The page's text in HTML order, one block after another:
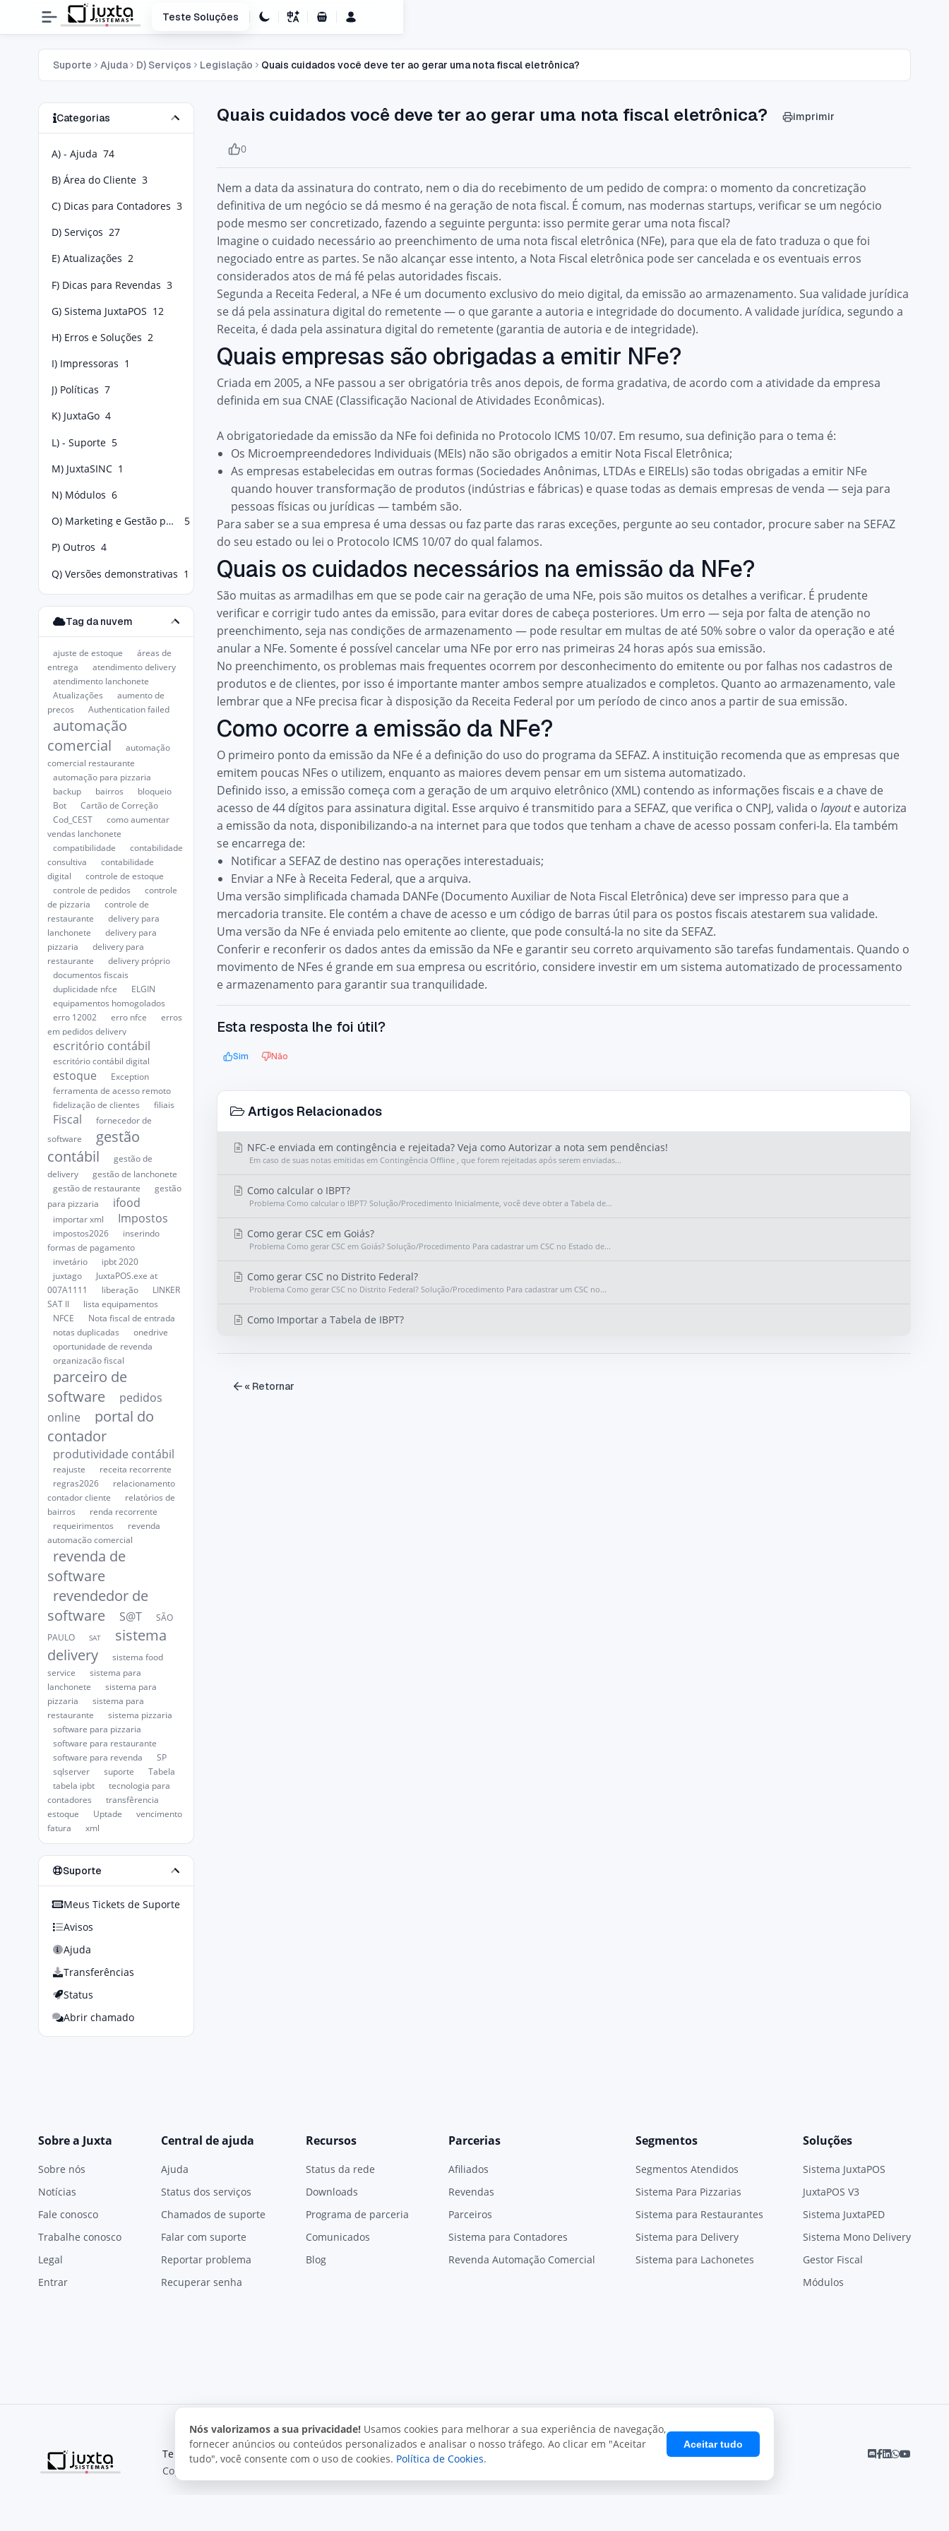
Teste Soluções
Carrinho de Compras
Suporte Ajuda D) Serviços Legislação Quais cuidados você deve ter ao gerar uma nota fiscal eletrônica?
Categorias
A) - Ajuda 74
B) Área do Cliente 3
C) Dicas para Contadores 3
D) Serviços 27
E) Atualizações 2
F) Dicas para Revendas 3
G) Sistema JuxtaPOS 12
H) Erros e Soluções 2
I) Impressoras 1
J) Políticas 7
K) JuxtaGo 4
L) - Suporte 5
M) JuxtaSINC 1
N) Módulos 6
O) Marketing e Gestão para Food Service
5
P) Outros 4
Q) Versões demonstrativas 1
Tag da nuvem
ajuste de estoque
áreas de
entrega
atendimento delivery
atendimento lanchonete
Atualizações
aumento de
preços
Authentication failed
automação
comercial
automação
comercial restaurante
automação para pizzaria
backup
bairros
bloqueio
Bot
Cartão de Correção
Cod_CEST
como aumentar
vendas lanchonete
compatibilidade
contabilidade
consultiva
contabilidade
digital
controle de estoque
controle de pedidos
controle
de pizzaria
controle de
restaurante
delivery para
lanchonete
delivery para
pizzaria
delivery para
restaurante
delivery próprio
documentos fiscais
duplicidade nfce
ELGIN
equipamentos homogolados
erro 12002
erro nfce
erros
em pedidos delivery
escritório contábil
escritório contábil digital
estoque
Exception
ferramenta de acesso remoto
fidelização de clientes
filiais
Fiscal
fornecedor de
software
gestão
contábil
gestão de
delivery
gestão de lanchonete
gestão de restaurante
gestão
para pizzaria
ifood
importar xml Impostos
impostos2026
inserindo
formas de pagamento
invetário
ipbt 2020
juxtago
JuxtaPOS.exe at
007A1111
liberação
LINKER
SAT II
lista equipamentos
NFCE
Nota fiscal de entrada
notas duplicadas
onedrive
oportunidade de revenda
organização fiscal
parceiro de
software
pedidos
online
portal do
contador
produtividade contábil
reajuste
receita recorrente
regras2026
relacionamento
contador cliente
relatórios de
bairros
renda recorrente
requeirimentos
revenda
automação comercial
revenda de
software
revendedor de
software
S@T
SÃO
PAULO
SAT
sistema
delivery
sistema food
service
sistema para
lanchonete
sistema para
pizzaria
sistema para
restaurante
sistema pizzaria
software para pizzaria
software para restaurante
software para revenda
SP
sqlserver
suporte
Tabela
tabela ipbt
tecnologia para
contadores
transfêrencia
estoque
Uptade
vencimento
fatura
xml
Suporte
Meus Tickets de Suporte
Avisos
Ajuda
Transferências
Status
Abrir chamado
Quais cuidados você deve ter ao gerar uma nota fiscal eletrônica? imprimir
0
Nem a data da assinatura do contrato, nem o dia do recebimento de um pedido de compra: o momento da concretização
definitiva de um negócio se dá mesmo é na geração de nota fiscal. É comum, nas modernas startups, verificar se um negócio
pode mesmo ser concretizado, fazendo a seguinte pergunta: isso permite gerar uma nota fiscal?
Imagine o cuidado necessário ao preenchimento de uma nota fiscal eletrônica (NFe), para que ela de fato traduza o que foi
negociado entre as partes. Se não alcançar esse intento, a Nota Fiscal eletrônica pode ser cancelada e os eventuais erros
considerados atos de má fé pelas autoridades fiscais.
Segunda a Receita Federal, a NFe é um documento exclusivo do meio digital, da emissão ao armazenamento. Suavalidade jurídica
se dá pela assinatura digital do remetente — o que garante a autoria e integridade do documento. A validade jurídica, segundo a
Receita, é dada pela assinatura digital do remetente (garantia de autoria e de integridade).
Quais empresas são obrigadas a emitir NFe?
Criada em 2005, a NFe passou a ser obrigatória três anos depois, de forma gradativa, de acordo com aatividade da empresa
definida em sua CNAE (Classificação Nacional de Atividades Econômicas).
A obrigatoriedade da emissão da NFe foi definida no Protocolo ICMS 10/07. Em resumo, sua definição para o tema é:
Os Microempreendedores Individuais (MEIs) não são obrigados a emitir Nota Fiscal Eletrônica;
As empresas estabelecidas em outras formas (Sociedades Anônimas, LTDAs e EIRELIs) são todas obrigadas a emitir NFe
quando houver transformação de produtos (indústrias e fábricas) e quase todas as demais empresas de venda — seja para
pessoas físicas ou jurídicas — também são.
Para saber se a sua empresa é uma dessas ou faz parte das raras exceções, pergunte ao seu contador, procure saber na SEFAZ
do seu estado ou lei o Protocolo ICMS 10/07 do qual falamos.
Quais os cuidados necessários na emissão da NFe?
São muitas as armadilhas em que se pode cair na geração de uma NFe, pois são muitos os detalhes a verificar. É prudente
verificar e corrigir tudo antes da emissão, para evitar dores de cabeça posteriores. Um erro — seja por falta de atenção no
preenchimento, seja nas condições de armazenamento — pode resultar em multas de até 50% sobre o valor da operação e até
anular a NFe. Somente é possível cancelar uma NFe por erro nas primeiras 24 horas após sua emissão.
No preenchimento, os problemas mais frequentes ocorrem por desconhecimento do emitente ou por falhas nos cadastros de
produtos e de clientes, por isso é importante manter ambos sempre atualizados e completos. Quanto ao armazenamento, vale
lembrar que a NFe precisa ficar à disposição da Receita Federal por um período de cinco anos a partir de sua emissão.
Como ocorre a emissão da NFe?
O primeiro ponto da emissão da NFe é a definição do uso do programa da SEFAZ. A instituição recomenda que as empresas que
emitem poucas NFes o utilizem, enquanto as maiores devem pensar em um sistema automatizado.
Definido isso, a emissão começa com a geração de um arquivo eletrônico (XML) contendo as informações fiscais e a chave de
acesso de 44 dígitos para assinatura digital. Esse arquivo é transmitido para a SEFAZ, que verifica o CNPJ, valida olayoute autoriza
a emissão da nota, disponibilizando-a na internet para que todos que tenham a chave de acesso possam conferi-la. Ela também
se encarrega de:
Notificar a SEFAZ de destino nas operações interestaduais;
Enviar a NFe à Receita Federal, que a arquiva.
Uma versão simplificada chamada DANFe (Documento Auxiliar de Nota Fiscal Eletrônica) deve ser impresso para que a
mercadoria transite. Ele contém a chave de acesso e um código de barras útil para os postos fiscais atestarem sua validade.
Uma versão da NFe é enviada pelo emitente ao cliente, que pode consultá-la no site da SEFAZ.
Conferir e reconferir os dados antes da emissão da NFe e garantir seu correto arquivamento são tarefas fundamentais. Quando o
movimento de NFes é grande em sua empresa ou escritório, considere investir em um sistema automatizado de processamento
e armazenamento para garantir sua tranquilidade.
Esta resposta lhe foi útil?
Sim Não
Artigos Relacionados
NFC-e enviada em contingência e rejeitada? Veja como Autorizar a nota sem pendências!
Em caso de suas notas emitidas em Contingência Offline , que forem rejeitadas após serem enviadas...
Como calcular o IBPT?
Problema Como calcular o IBPT? Solução/Procedimento Inicialmente, você deve obter a Tabela de...
Como gerar CSC em Goiás?
Problema Como gerar CSC em Goiás? Solução/Procedimento Para cadastrar um CSC no Estado de...
Como gerar CSC no Distrito Federal?
Problema Como gerar CSC no Distrito Federal? Solução/Procedimento Para cadastrar um CSC no...
Como Importar a Tabela de IBPT?
« Retornar
Sobre a Juxta
Sobre nós
Notícias
Fale conosco
Trabalhe conosco
Legal
Entrar
Central de ajuda
Ajuda
Status dos serviços
Chamados de suporte
Falar com suporte
Reportar problema
Recuperar senha
Recursos
Status da rede
Downloads
Programa de parceria
Comunicados
Blog
Parcerias
Afiliados
Revendas
Parceiros
Sistema para Contadores
Revenda Automação Comercial
Segmentos
Segmentos Atendidos
Sistema Para Pizzarias
Sistema para Restaurantes
Sistema para Delivery
Sistema para Lachonetes
Soluções
Sistema JuxtaPOS
JuxtaPOS V3
Sistema JuxtaPED
Sistema Mono Delivery
Gestor Fiscal
Módulos
Nós valorizamos a sua privacidade! Usamos cookies para melhorar a sua experiência de navegação,
fornecer anúncios ou conteúdos personalizados e analisar o nosso tráfego. Ao clicar em "Aceitar
tudo", você consente com o uso de cookies. Política de Cookies.
Aceitar tudo
Termos de uso Política de privacidade Uso aceitável
Direitos autorais
Copyright © 2026, Juxta Sistemas. Todos os direitos reservados.